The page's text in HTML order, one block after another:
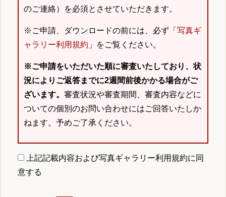
のご連絡）を必須とさせていただきます。
※ご申請、ダウンロードの前には、必ず「 写真ギ
ャラリー利用規約 」をご覧ください。
※ご申請をいただいた順に審査いたしており、状
況によりご返答までに2週間前後かかる場合がご
ざいます。 審査状況や審査期間、審査内容などに
ついての個別のお問い合わせにはご回答いたしか
ねます。予めご了承ください。
上記記載内容および写真ギャラリー利用規約に同
意する